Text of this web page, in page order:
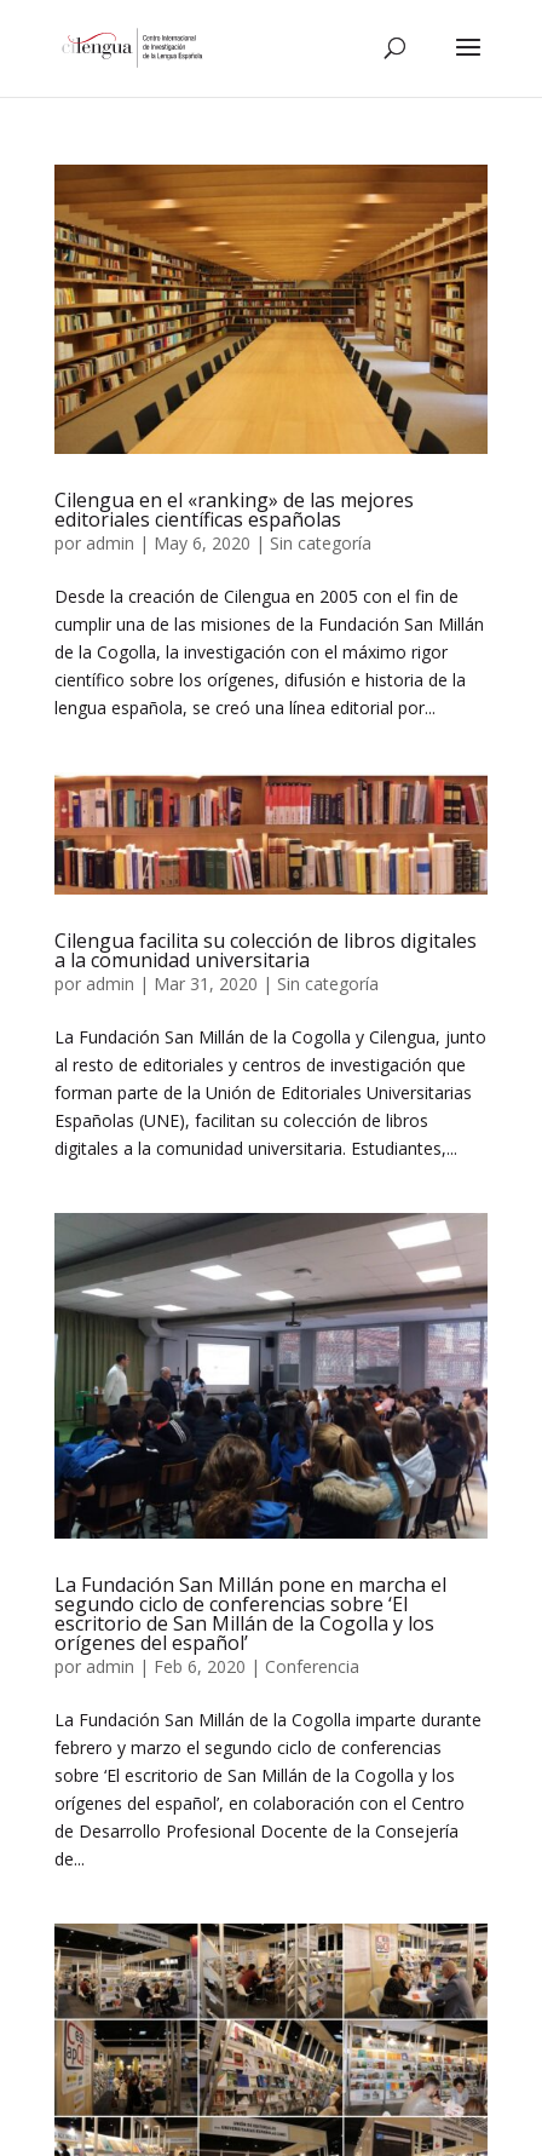
Cilengua en el «ranking» de las mejores
editoriales científicas españolas
por admin | May 6, 2020 | Sin categoría
Desde la creación de Cilengua en 2005 con el fin de
cumplir una de las misiones de la Fundación San Millán
de la Cogolla, la investigación con el máximo rigor
científico sobre los orígenes, difusión e historia de la
lengua española, se creó una línea editorial por...
Cilengua facilita su colección de libros digitales
a la comunidad universitaria
por admin | Mar 31, 2020 | Sin categoría
La Fundación San Millán de la Cogolla y Cilengua, junto
al resto de editoriales y centros de investigación que
forman parte de la Unión de Editoriales Universitarias
Españolas (UNE), facilitan su colección de libros
digitales a la comunidad universitaria. Estudiantes,...
La Fundación San Millán pone en marcha el
segundo ciclo de conferencias sobre ‘El
escritorio de San Millán de la Cogolla y los
orígenes del español’
por admin | Feb 6, 2020 | Conferencia
La Fundación San Millán de la Cogolla imparte durante
febrero y marzo el segundo ciclo de conferencias
sobre ‘El escritorio de San Millán de la Cogolla y los
orígenes del español’, en colaboración con el Centro
de Desarrollo Profesional Docente de la Consejería
de...